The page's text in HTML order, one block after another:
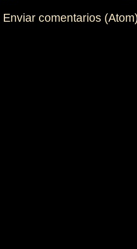
Enviar comentarios